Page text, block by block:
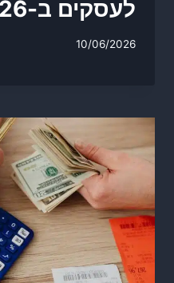
לעסקים ב-2026
10/06/2026